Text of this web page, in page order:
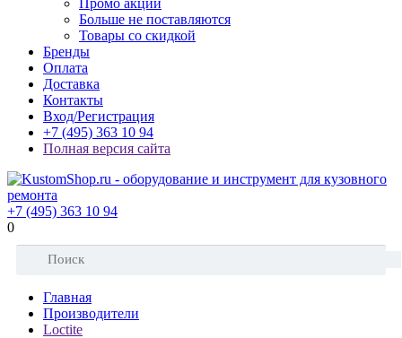
Промо акции
Больше не поставляются
Товары со скидкой
Бренды
Оплата
Доставка
Контакты
Вход/Регистрация
+7 (495) 363 10 94
Полная версия сайта
+7 (495) 363 10 94
0
Главная
Производители
Loctite